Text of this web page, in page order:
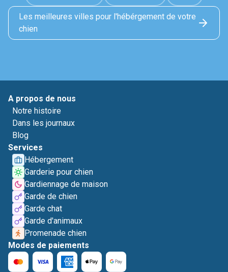
Les meilleures villes pour l'hébérgement de votre
chien
A propos de nous
Notre histoire
Dans les journaux
Blog
Services
Hébergement
Garderie pour chien
Gardiennage de maison
Garde de chien
Garde chat
Garde d'animaux
Promenade chien
Modes de paiements